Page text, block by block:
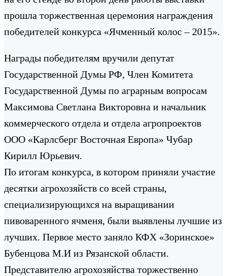
прошла торжественная церемония награждения
победителей конкурса «Ячменный колос – 2015».
Награды победителям вручили депутат
Государственной Думы РФ, Член Комитета
Государственной Думы по аграрным вопросам
Максимова Светлана Викторовна и начальник
коммерческого отдела и отдела агропроектов
ООО «Карлсберг Восточная Европа» Чубар
Кирилл Юрьевич.
По итогам конкурса, в котором приняли участие
десятки агрохозяйств со всей страны,
специализирующихся на выращивании
пивоваренного ячменя, были выявлены лучшие из
лучших. Первое место заняло КФХ «Зоринское»
Бубенцова М.И из Рязанской области.
Представителю агрохозяйства торжественно